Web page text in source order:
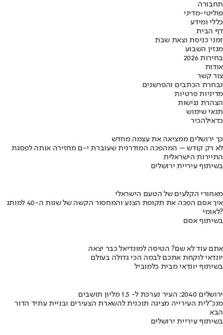
תחבורה
פוליטי-מדיני
כללי ומידע
דף הבית
זמני כניסת וצאת שבת
מגזין השבוע
בחירות 2026
אודות
צור קשר
נבחרת הכתבים והפרשנים
מדיניות פרטיות
הצהרת נגישות
תנאי שימוש
כדאילהכיר
כך ירושלים ממציאה את עצמה מחדש
לא רק קודש – המהפכה המודרנית שעוברת י-ם מחזירה אותה לפסגת
התיירות הישראלית
בשיתוף עיריית ירושלים
מאחורי הקלעים של הטעם הישראלי
איך אסם הפכה את תקופת הצנע והמחסור הקשה של שנות ה-40 למותג
לאומי?
בשיתוף אסם
אתם עוד לא שם? הטיסה למונדיאל כבר יצאה
יונדאי לוקחת אתכם לבמה הכי גדולה בעולם
בשיתוף יונדאי מבית כלמוביל
ירושלים 2040: העיר נערכת ל- 1.5 מליון תושבים
מנכ"לית העירייה מציגה תוכנית להשארת הצעירים ובניית עתיד הדור
הבא
בשיתוף עיריית ירושלים